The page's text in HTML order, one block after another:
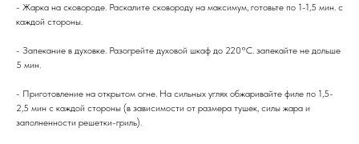
- Жарка на сковороде. Раскалите сковороду на максимум, готовьте по 1-1,5 мин. с
каждой стороны.
- Запекание в духовке. Разогрейте духовой шкаф до 220°C. запекайте не дольше
5 мин.
- Приготовление на открытом огне. На сильных углях обжаривайте филе по 1,5-
2,5 мин с каждой стороны (в зависимости от размера тушек, силы жара и
заполненности решетки-гриль).